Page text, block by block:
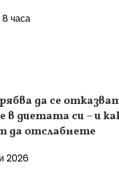
часа
да се
в диетата си – и
да отслабнете
2026